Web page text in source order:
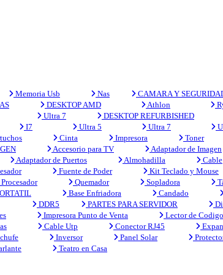
Memoria Usb Nas CAMARA Y
DESKTOP AMD Athlon
Ultra 7 DESKTOP REFURBISHED
I7 Ultra 5 Ultra 7
Cinta Impresora Toner
Accesorio para TV Adaptador de Imagen
Adaptador de Puertos Almohadilla Cable
Fuente de Poder Kit Teclado y Mouse
Procesador Quemador Sopladora
Base Enfriadora Candado
DDR5 PARTES PARA SERVIDOR
Impresora Punto de Venta Lector de
Cable Utp Conector RJ45
Inversor Panel Solar
Teatro en Casa